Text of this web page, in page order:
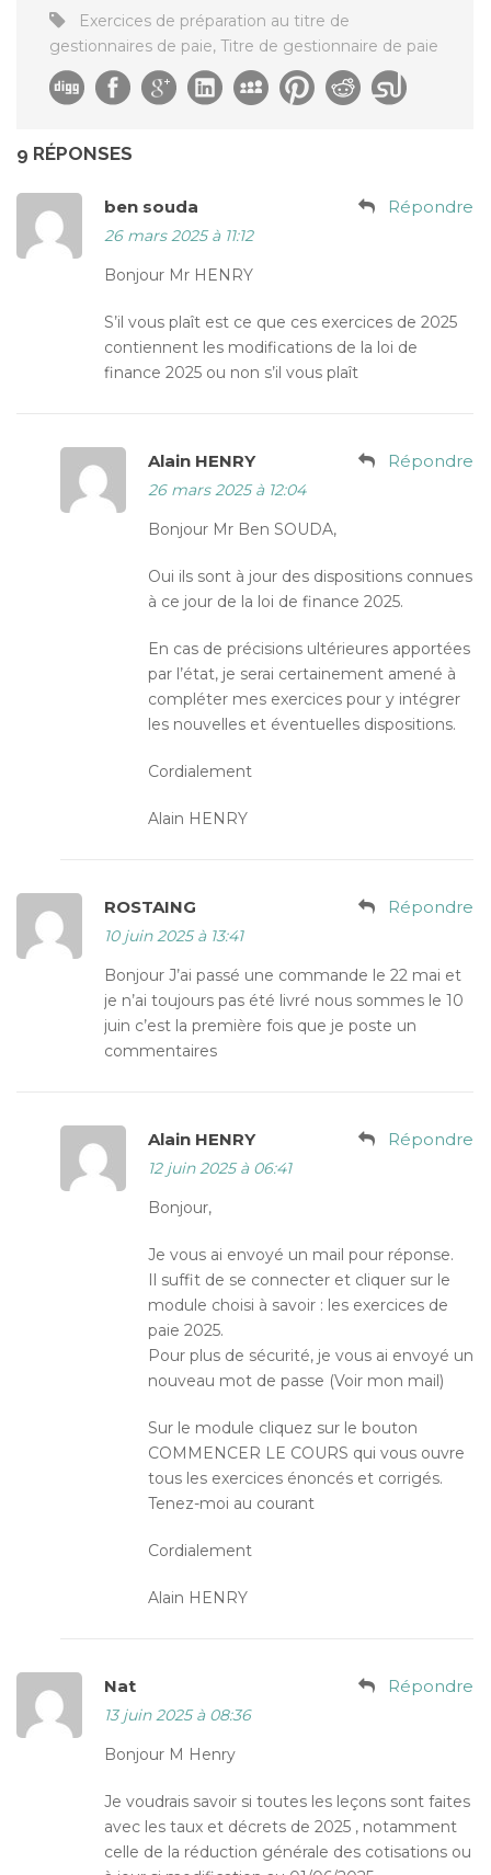
Exercices de préparation au titre de
gestionnaires de paie, Titre de gestionnaire de paie
9 RÉPONSES
ben souda
26 mars 2025 à 11:12
Répondre
Bonjour Mr HENRY
S’il vous plaît est ce que ces exercices de 2025
contiennent les modifications de la loi de
finance 2025 ou non s’il vous plaît
Alain HENRY
26 mars 2025 à 12:04
Répondre
Bonjour Mr Ben SOUDA,
Oui ils sont à jour des dispositions connues
à ce jour de la loi de finance 2025.
En cas de précisions ultérieures apportées
par l’état, je serai certainement amené à
compléter mes exercices pour y intégrer
les nouvelles et éventuelles dispositions.
Cordialement
Alain HENRY
ROSTAING
10 juin 2025 à 13:41
Répondre
Bonjour J’ai passé une commande le 22 mai et
je n’ai toujours pas été livré nous sommes le 10
juin c’est la première fois que je poste un
commentaires
Alain HENRY
12 juin 2025 à 06:41
Répondre
Bonjour,
Je vous ai envoyé un mail pour réponse.
Il suffit de se connecter et cliquer sur le
module choisi à savoir : les exercices de
paie 2025.
Pour plus de sécurité, je vous ai envoyé un
nouveau mot de passe (Voir mon mail)
Sur le module cliquez sur le bouton
COMMENCER LE COURS qui vous ouvre
tous les exercices énoncés et corrigés.
Tenez-moi au courant
Cordialement
Alain HENRY
Nat
13 juin 2025 à 08:36
Répondre
Bonjour M Henry
Je voudrais savoir si toutes les leçons sont faites
avec les taux et décrets de 2025 , notamment
celle de la réduction générale des cotisations ou